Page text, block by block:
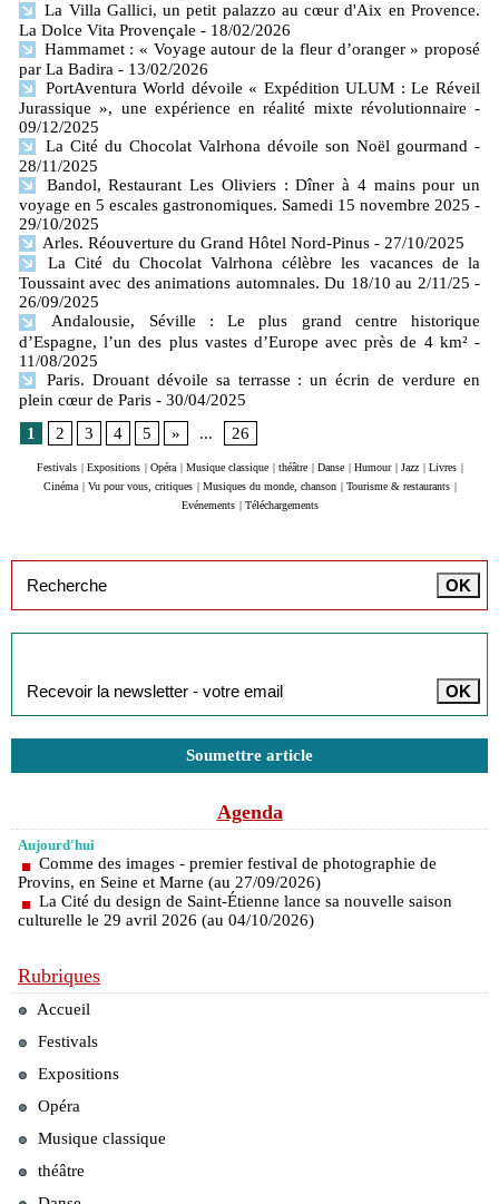
La Villa Gallici, un petit palazzo au cœur d'Aix en Provence.
La Dolce Vita Provençale - 18/02/2026
Hammamet : « Voyage autour de la fleur d’oranger » proposé
par La Badira - 13/02/2026
PortAventura World dévoile « Expédition ULUM : Le Réveil
Jurassique », une expérience en réalité mixte révolutionnaire -
09/12/2025
La Cité du Chocolat Valrhona dévoile son Noël gourmand -
28/11/2025
Bandol, Restaurant Les Oliviers : Dîner à 4 mains pour un
voyage en 5 escales gastronomiques. Samedi 15 novembre 2025 -
29/10/2025
Arles. Réouverture du Grand Hôtel Nord-Pinus - 27/10/2025
La Cité du Chocolat Valrhona célèbre les vacances de la
Toussaint avec des animations automnales. Du 18/10 au 2/11/25 -
26/09/2025
Andalousie, Séville : Le plus grand centre historique
d’Espagne, l’un des plus vastes d’Europe avec près de 4 km² -
11/08/2025
Paris. Drouant dévoile sa terrasse : un écrin de verdure en
plein cœur de Paris - 30/04/2025
1
2 3 4 5 » ... 26
Festivals | Expositions | Opéra | Musique classique | théâtre | Danse | Humour | Jazz | Livres |
Cinéma | Vu pour vous, critiques | Musiques du monde, chanson | Tourisme & restaurants |
Evénements | Téléchargements
Soumettre article
Agenda
Aujourd'hui
Comme des images - premier festival de photographie de
Provins, en Seine et Marne (au 27/09/2026)
La Cité du design de Saint-Étienne lance sa nouvelle saison
culturelle le 29 avril 2026 (au 04/10/2026)
Rubriques
Accueil
Festivals
Expositions
Opéra
Musique classique
théâtre